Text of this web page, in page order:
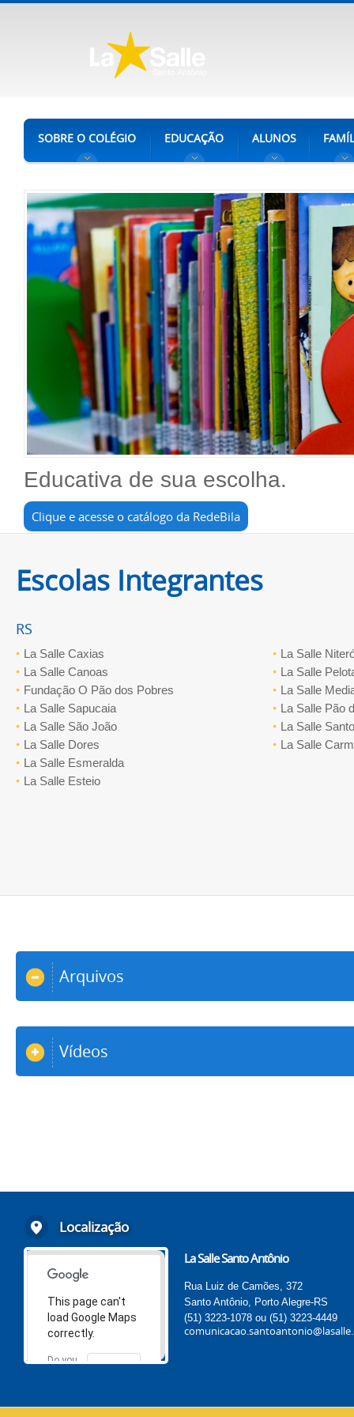
SOBRE O COLÉGIO EDUCAÇÃO ALUNOS
Educativa de sua escolha.
Clique e acesse o catálogo da RedeBila
Escolas Integrantes
RS
La Salle Caxias
La Salle Canoas
Fundação O Pão dos Pobres
La Salle Sapucaia
La Salle São João
La Salle Dores
La Salle Esmeralda
La Salle Esteio
La Salle
La Salle
La Salle
La Salle Pão
La Salle
La Salle
Arquivos
Vídeos
Localização
This page can't
load Google Maps
correctly.
Do you
OK
La Salle Santo Antônio
Rua Luiz de Camões, 372
Santo Antônio, Porto Alegre-RS
(51) 3223-1078 ou (51) 3223-4449